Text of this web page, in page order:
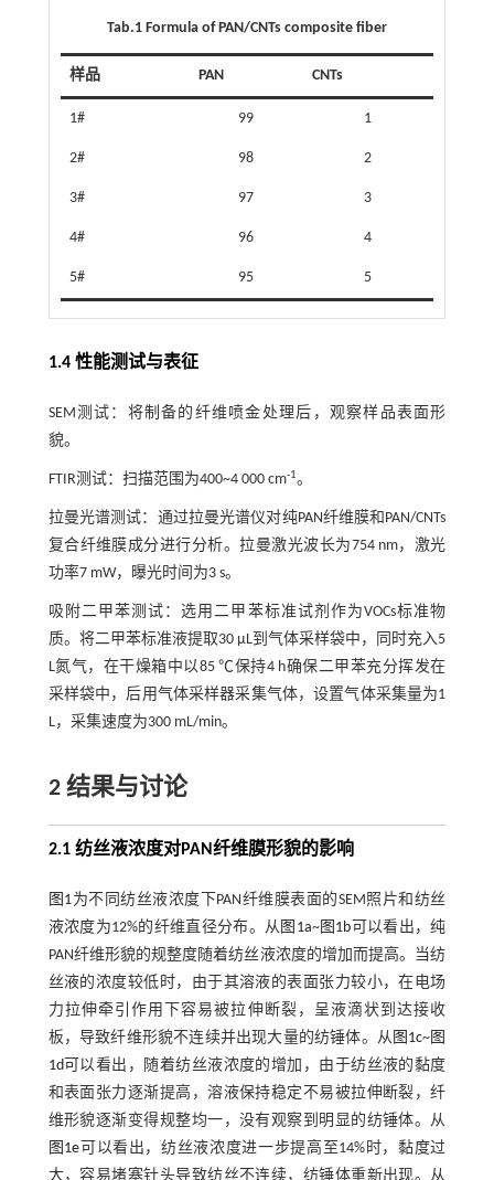
Tab.1 Formula of PAN/CNTs composite fiber
样品 PAN CNTs
1# 99 1
2# 98 2
3# 97 3
4# 96 4
5# 95 5
1.4 性能测试与表征
SEM测试：将制备的纤维喷金处理后，观察样品表面形
貌。
FTIR测试：扫描范围为400~4 000 cm-1。
拉曼光谱测试：通过拉曼光谱仪对纯PAN纤维膜和PAN/CNTs
复合纤维膜成分进行分析。拉曼激光波长为754 nm，激光
功率7 mW，曝光时间为3 s。
吸附二甲苯测试：选用二甲苯标准试剂作为VOCs标准物
质。将二甲苯标准液提取30 μL到气体采样袋中，同时充入5
L氮气，在干燥箱中以85 ℃保持4 h确保二甲苯充分挥发在
采样袋中，后用气体采样器采集气体，设置气体采集量为1
L，采集速度为300 mL/min。
2 结果与讨论
2.1 纺丝液浓度对PAN纤维膜形貌的影响
图1为不同纺丝液浓度下PAN纤维膜表面的SEM照片和纺丝
液浓度为12%的纤维直径分布。从图1a~图1b 可以看出，纯
PAN纤维形貌的规整度随着纺丝液浓度的增加而提高。当纺
丝液的浓度较低时，由于其溶液的表面张力较小，在电场
力拉伸牵引作用下容易被拉伸断裂，呈液滴状到达接收
板，导致纤维形貌不连续并出现大量的纺锤体。从图1c~图
1d可以看出，随着纺丝液浓度的增加，由于纺丝液的黏度
和表面张力逐渐提高，溶液保持稳定不易被拉伸断裂，纤
维形貌逐渐变得规整均一，没有观察到明显的纺锤体。从
图1e 可以看出，纺丝液浓度进一步提高至14%时，黏度过
大，容易堵塞针头导致纺丝不连续，纺锤体重新出现。从